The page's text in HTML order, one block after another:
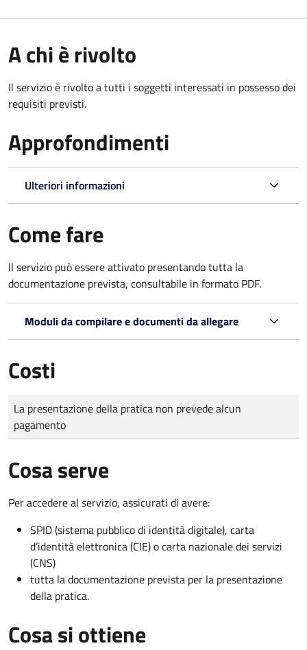
A chi è rivolto
Il servizio è rivolto a tutti i soggetti interessati in possesso dei
requisiti previsti.
Approfondimenti
Ulteriori informazioni
Come fare
Il servizio può essere attivato presentando tutta la
documentazione prevista, consultabile in formato PDF.
Moduli da compilare e documenti da allegare
Costi
Tipo di pagamento
Importo
La presentazione della pratica non prevede alcun
pagamento
Cosa serve
Per accedere al servizio, assicurati di avere:
SPID (sistema pubblico di identità digitale), carta
d’identità elettronica (CIE) o carta nazionale dei servizi
(CNS)
tutta la documentazione prevista per la presentazione
della pratica.
Cosa si ottiene